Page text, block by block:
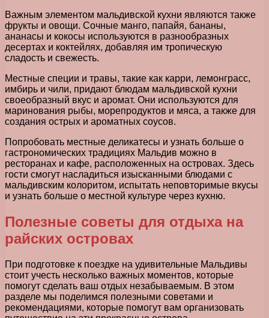
Важным элементом мальдивской кухни являются также
фрукты и овощи. Сочные манго, папайя, бананы,
ананасы и кокосы используются в разнообразных
десертах и коктейлях, добавляя им тропическую
сладость и свежесть.
Местные специи и травы, такие как карри, лемонграсс,
имбирь и чили, придают блюдам мальдивской кухни
своеобразный вкус и аромат. Они используются для
маринования рыбы, морепродуктов и мяса, а также для
создания острых и ароматных соусов.
Попробовать местные деликатесы и узнать больше о
гастрономических традициях Мальдив можно в
ресторанах и кафе, расположенных на островах. Здесь
гости смогут насладиться изысканными блюдами с
мальдивским колоритом, испытать неповторимые вкусы
и узнать больше о местной культуре через кухню.
Полезные советы для отдыха на
райских островах
При подготовке к поездке на удивительные Мальдивы
стоит учесть несколько важных моментов, которые
помогут сделать ваш отдых незабываемым. В этом
разделе мы поделимся полезными советами и
рекомендациями, которые помогут вам организовать